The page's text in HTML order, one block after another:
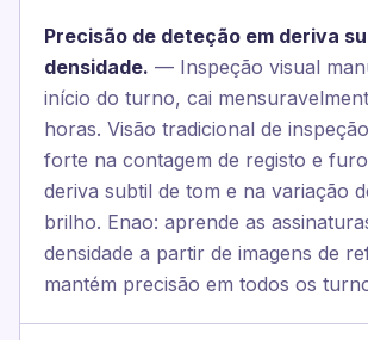
Precisão de deteção em deriva
densidade. — Inspeção visual
início do turno, cai
horas. Visão tradicional de
forte na contagem de registo e
deriva subtil de tom e na variação
brilho. Enao: aprende as
densidade a partir de imagens de
mantém precisão em todos os